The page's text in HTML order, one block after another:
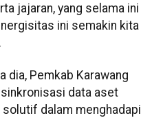
jajaran, yang selama ini
ini semakin kita
dia, Pemkab Karawang
data aset
dalam menghadapi